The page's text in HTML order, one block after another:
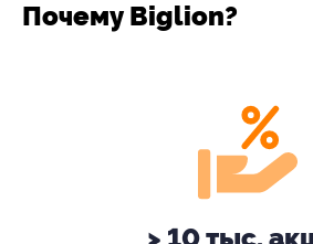
Почему Biglion?